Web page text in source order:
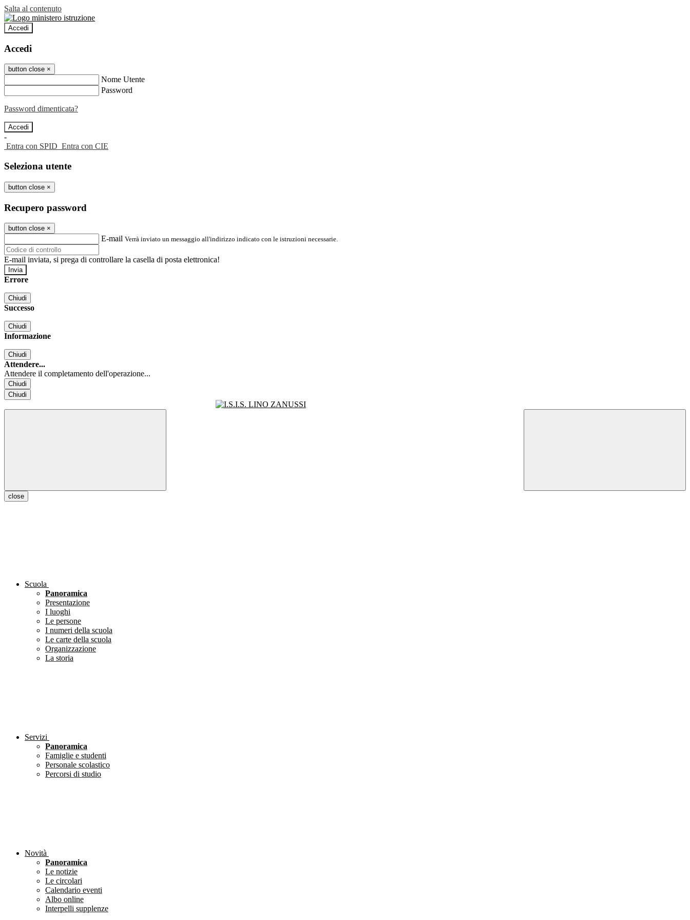
Salta al contenuto
Accedi
Accedi
button close ×
Nome Utente
Password
Password dimenticata?
-
Entra con SPID Entra con CIE
Seleziona utente
button close ×
Recupero password
button close ×
E-mail Verrà inviato un messaggio all'indirizzo indicato con le istruzioni necessarie.
E-mail inviata, si prega di controllare la casella di posta elettronica!
Errore
Chiudi
Successo
Chiudi
Informazione
Chiudi
Attendere...
Attendere il completamento dell'operazione...
Chiudi
Chiudi
close
Scuola
Panoramica
Presentazione
I luoghi
Le persone
I numeri della scuola
Le carte della scuola
Organizzazione
La storia
Servizi
Panoramica
Famiglie e studenti
Personale scolastico
Percorsi di studio
Novità
Panoramica
Le notizie
Le circolari
Calendario eventi
Albo online
Interpelli supplenze